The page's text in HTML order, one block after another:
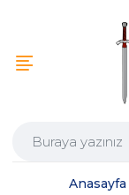
Anasayfa